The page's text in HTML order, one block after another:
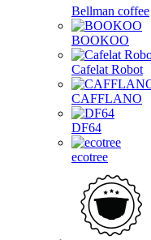
Bellman coffee
BOOKOO
Cafelat Robot
CAFFLANO
DF64
ecotree